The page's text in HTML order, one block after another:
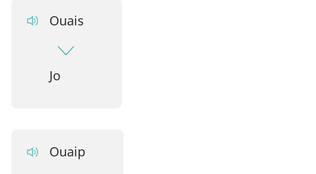
Ouais
Jo
Ouaip